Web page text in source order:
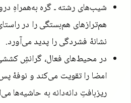
شیب‌های رشته ـ گره به‌همراهِ
هم‌ترازهای هم‌بستگی را در
نشانهٔ فشردگی را پدید می‌آورد.
در محیط‌های فعال، گرانشِ
امضا را تقویت می‌کند و نوفهٔ
ریزبافتِ دانه‌دانه به حاشیه‌ها